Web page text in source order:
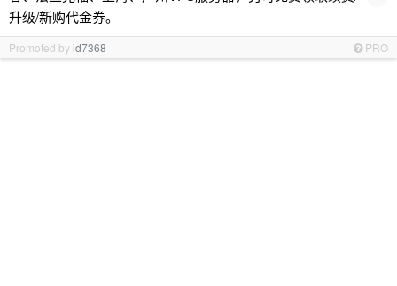
升级/新购代金券。
Promoted byid7368 PRO